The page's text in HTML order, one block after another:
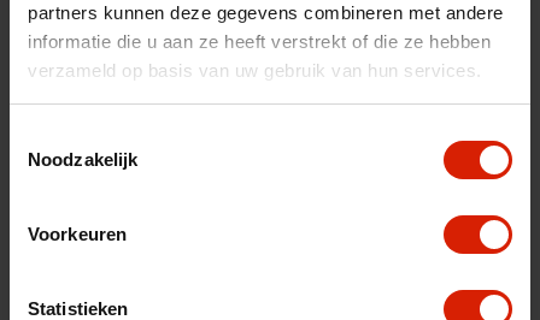
partners kunnen deze gegevens combineren met andere
informatie die u aan ze heeft verstrekt of die ze hebben
verzameld op basis van uw gebruik van hun services.
Noodzakelijk
Voorkeuren
Statistieken
€48,55